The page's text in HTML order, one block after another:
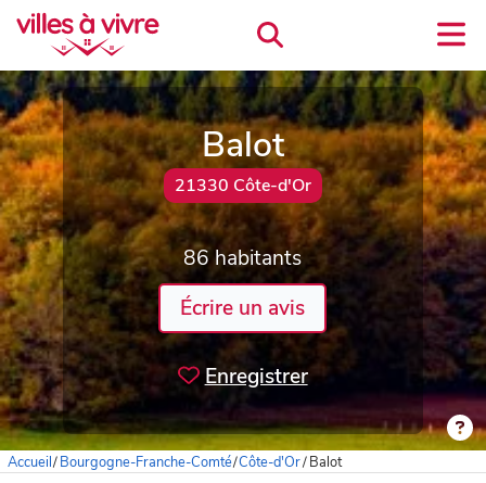
Balot
21330 Côte-d'Or
86 habitants
Écrire un avis
Enregistrer
Accueil/Bourgogne-Franche-Comté/Côte-d'Or/Balot